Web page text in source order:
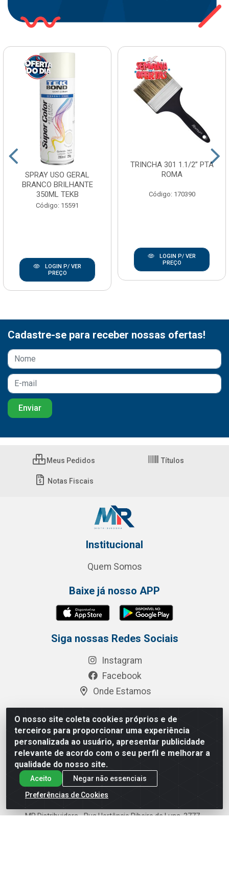
SPRAY USO GERAL
BRANCO BRILHANTE
350ML TEKB
Código: 15591
LOGIN P/ VER
PREÇO
TRINCHA 301 1.1/2” PTA
ROMA
Código: 170390
LOGIN P/ VER
PREÇO
O nosso site coleta cookies próprios e de
terceiros para proporcionar uma experiência
personalizada ao usuário, apresentar publicidade
relevante de acordo com o seu perfil e melhorar a
qualidade do nosso site.
Aceito
Negar não essenciais
Preferências de Cookies
Cadastre-se para receber nossas ofertas!
Meus Pedidos Títulos
Notas Fiscais
Institucional
Quem Somos
Baixe já nosso APP
Siga nossas Redes Sociais
Instagram
Facebook
Onde Estamos
Fale Conosco
(83) 3113-7500
(83) 8198-2486
ecommercemr@mercanterofe.com.br
MR Distribuidora - Rua Hortêncio Ribeiro de Luna, 3777 -